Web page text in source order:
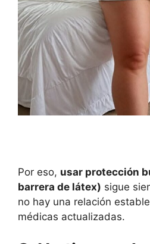
Por eso, usar protección
barrera de látex) sigue
no hay una relación
médicas actualizadas.